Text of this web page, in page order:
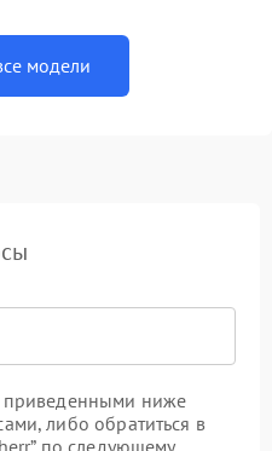
модели
приведенными ниже
либо обратиться в